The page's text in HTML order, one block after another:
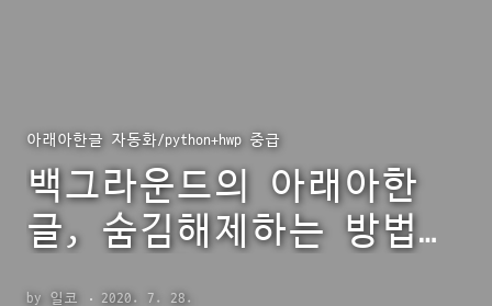
아래아한글 자동화/python+hwp 중급
백그라운드의 아래아한
글, 숨김해제하는 방법
by 일코 2020. 7. 28.